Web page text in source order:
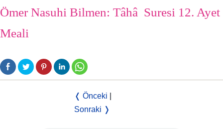
Ömer Nasuhi Bilmen: Tâhâ Suresi 12. Ayet
Meali
❬ Önceki
Sonraki ❭